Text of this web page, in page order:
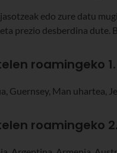
edo zure datu
prezio desberdina dute.
roamingeko
Guernsey, Man uhartea,
roamingeko